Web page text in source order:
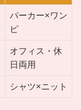
パーカー×ワン
ピ
オフィス・休
日両用
シャツ×ニット